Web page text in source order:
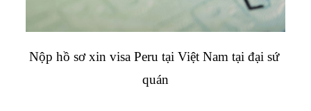
Nộp hồ sơ xin visa Peru tại Việt Nam tại đại sứ
quán